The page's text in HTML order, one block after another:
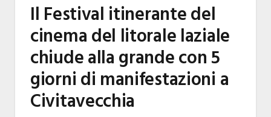
Il Festival itinerante del
cinema del litorale laziale
chiude alla grande con 5
giorni di manifestazioni a
Civitavecchia